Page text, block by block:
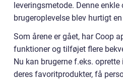
leveringsmetode. Denne
brugeroplevelse blev hurtigt
Som årene er gået, har Coop
funktioner og tilføjet flere
Nu kan brugerne f.eks.
deres favoritprodukter, få